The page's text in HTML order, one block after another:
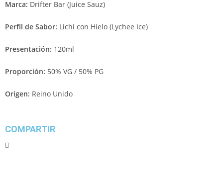
Marca: Drifter Bar (Juice Sauz)
Perfil de Sabor: Lichi con Hielo (Lychee Ice)
Presentación: 120ml
Proporción: 50% VG / 50% PG
Origen: Reino Unido
COMPARTIR